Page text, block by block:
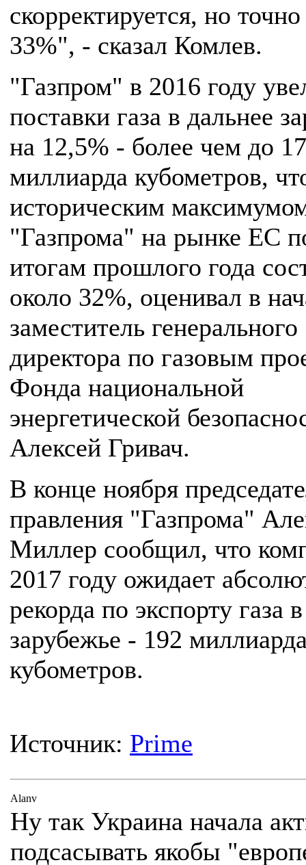
скорректируется, но
33%", - сказал Комлев.
"Газпром" в 2016 году
поставки газа в дальнее
на 12,5% - более чем до
миллиарда кубометров,
историческим
"Газпрома" на рынке ЕС
итогам прошлого года
около 32%, оценивал в
заместитель генерального
директора по газовым
Фонда национальной
энергетической
Алексей Гривач.
В конце ноября
правления "Газпрома"
Миллер сообщил, что
2017 году ожидает
рекорда по экспорту газа
зарубежье - 192
кубометров.
Источник: Prime
Alanv
Ну так Украина начала
подсасывать якобы